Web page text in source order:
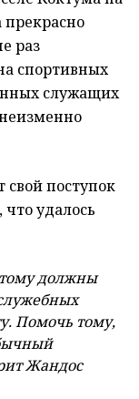
прекрасно
раз
спортивных
служащих
свой поступок
удалось
должны
Помочь тому,
Жандос